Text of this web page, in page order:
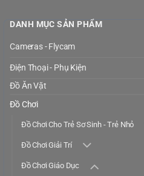
DANH MỤC SẢN PHẨM
Cameras - Flycam
Điện Thoại - Phụ Kiện
Đồ Ăn Vặt
Đồ Chơi
Đồ Chơi Cho Trẻ Sơ Sinh - Trẻ Nhỏ
Đồ Chơi Giải Trí
Đồ Chơi Giáo Dục